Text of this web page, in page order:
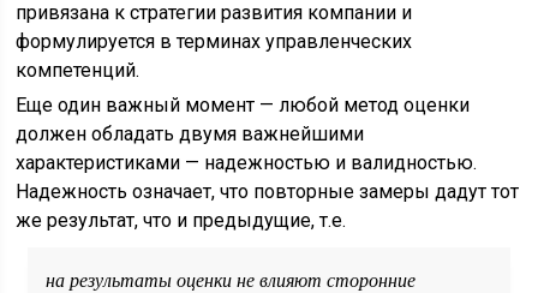
привязана к стратегии развития компании и
формулируется в терминах управленческих
компетенций.
Еще один важный момент — любой метод оценки
должен обладать двумя важнейшими
характеристиками — надежностью и валидностью.
Надежность означает, что повторные замеры дадут тот
же результат, что и предыдущие, т.е.
на результаты оценки не влияют сторонние